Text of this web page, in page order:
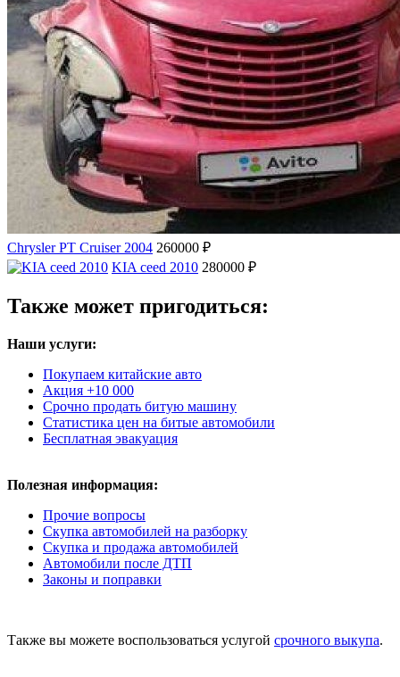
Chrysler PT Cruiser 2004 260000 ₽
KIA ceed 2010 280000 ₽
Также может пригодиться:
Наши услуги:
Покупаем китайские авто
Акция +10 000
Срочно продать битую машину
Статистика цен на битые автомобили
Бесплатная эвакуация
Полезная информация:
Прочие вопросы
Скупка автомобилей на разборку
Скупка и продажа автомобилей
Автомобили после ДТП
Законы и поправки
Также вы можете воспользоваться услугой срочного выкупа.